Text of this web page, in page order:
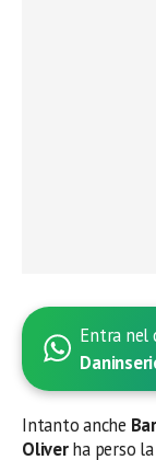
Entra nel
Intanto anche
Oliverha perso